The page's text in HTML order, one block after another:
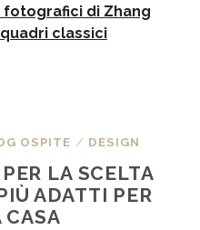
di Zhang
classici
OSPITE / DESIGN
LA SCELTA
ADATTI PER
CASA